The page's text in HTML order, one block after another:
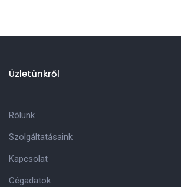
Üzletünkről
Rólunk
Szolgáltatásaink
Kapcsolat
Cégadatok